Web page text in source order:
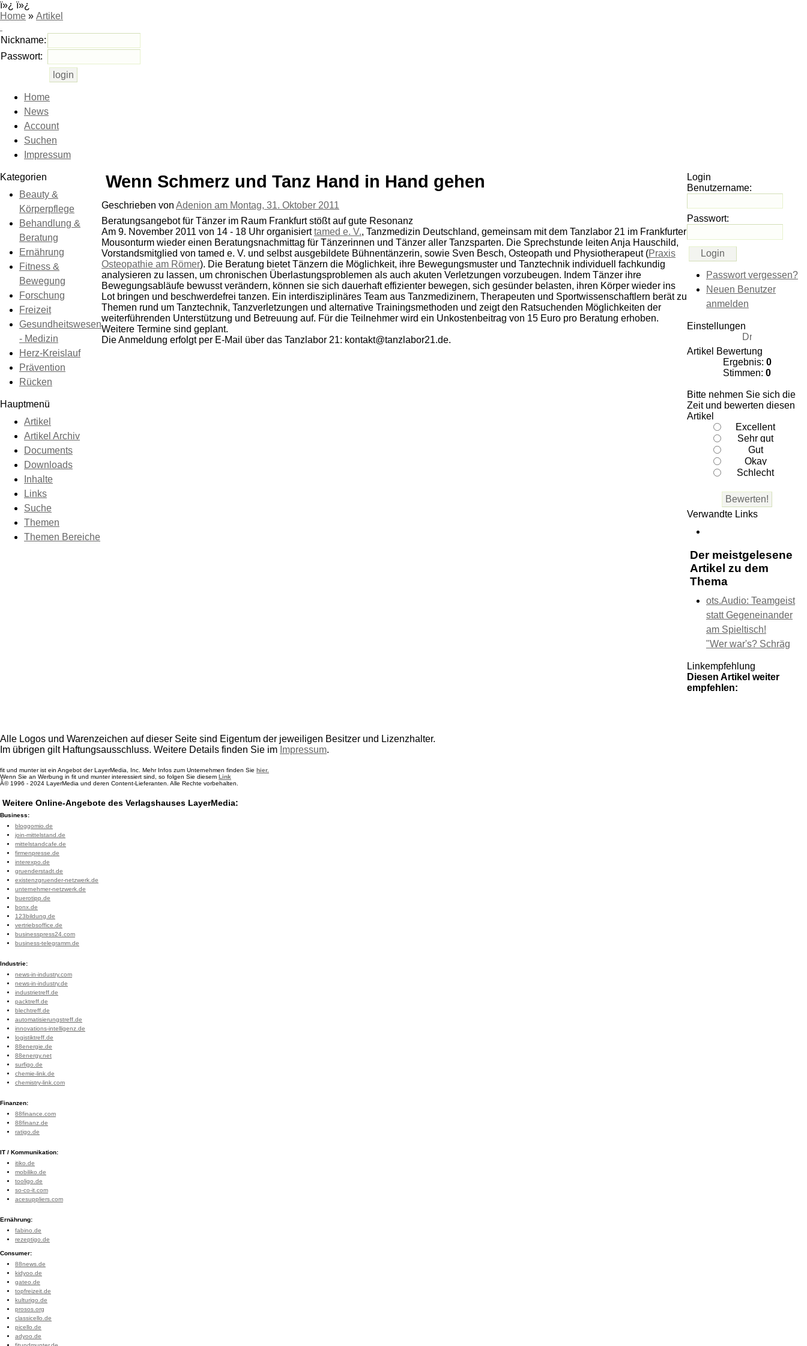
ï»¿ ï»¿
Home » Artikel
Nickname:
Passwort:
Home
News
Account
Suchen
Impressum
Kategorien
Beauty &
Körperpflege
Behandlung &
Beratung
Ernährung
Fitness &
Bewegung
Forschung
Freizeit
Gesundheitswesen
- Medizin
Herz-Kreislauf
Prävention
Rücken
Hauptmenü
Artikel
Artikel Archiv
Documents
Downloads
Inhalte
Links
Suche
Themen
Themen Bereiche
Wenn Schmerz und Tanz Hand in Hand gehen
Geschrieben von Adenion am Montag, 31. Oktober 2011
Beratungsangebot für Tänzer im Raum Frankfurt stößt auf gute Resonanz
Am 9. November 2011 von 14 - 18 Uhr organisierttamed e. V., Tanzmedizin Deutschland, gemeinsam mit dem Tanzlabor 21 im Frankfurter
Mousonturm wieder einen Beratungsnachmittag für Tänzerinnen und Tänzer aller Tanzsparten. Die Sprechstunde leiten Anja Hauschild,
Vorstandsmitglied von tamed e. V. und selbst ausgebildete Bühnentänzerin, sowie Sven Besch, Osteopath und Physiotherapeut (Praxis
Osteopathie am Römer). Die Beratung bietet Tänzern die Möglichkeit, ihre Bewegungsmuster und Tanztechnik individuell fachkundig
analysieren zu lassen, um chronischen Überlastungsproblemen als auch akuten Verletzungen vorzubeugen. Indem Tänzer ihre
Bewegungsabläufe bewusst verändern, können sie sich dauerhaft effizienter bewegen, sich gesünder belasten, ihren Körper wieder ins
Lot bringen und beschwerdefrei tanzen. Ein interdisziplinäres Team aus Tanzmedizinern, Therapeuten und Sportwissenschaftlern berät zu
Themen rund um Tanztechnik, Tanzverletzungen und alternative Trainingsmethoden und zeigt den Ratsuchenden Möglichkeiten der
weiterführenden Unterstützung und Betreuung auf. Für die Teilnehmer wird ein Unkostenbeitrag von 15 Euro pro Beratung erhoben.
Weitere Termine sind geplant.
Die Anmeldung erfolgt per E-Mail über das Tanzlabor 21: kontakt@tanzlabor21.de.
Login
Benutzername:
Passwort:
Passwort vergessen?
Neuen Benutzer
anmelden
Einstellungen
Artikel Bewertung
Ergebnis: 0
Stimmen: 0
Bitte nehmen Sie sich die
Zeit und bewerten diesen
Artikel
Verwandte Links
Der meistgelesene
Artikel zu dem
Thema
ots.Audio: Teamgeist
statt Gegeneinander
am Spieltisch!
"Wer war's? Schräg
Linkempfehlung
Diesen Artikel weiter
empfehlen:
Alle Logos und Warenzeichen auf dieser Seite sind Eigentum der jeweiligen Besitzer und Lizenzhalter.
Im übrigen gilt Haftungsausschluss. Weitere Details finden Sie im Impressum.
fit und munter ist ein Angebot der LayerMedia, Inc. Mehr Infos zum Unternehmen finden Sie hier.
Wenn Sie an Werbung in fit und munter interessiert sind, so folgen Sie diesem Link
Â© 1996 - 2024 LayerMedia und deren Content-Lieferanten. Alle Rechte vorbehalten.
Weitere Online-Angebote des Verlagshauses LayerMedia:
Business:
bloggomio.de
join-mittelstand.de
mittelstandcafe.de
firmenpresse.de
interexpo.de
gruenderstadt.de
existenzgruender-netzwerk.de
unternehmer-netzwerk.de
buerotipp.de
bonx.de
123bildung.de
vertriebsoffice.de
businesspress24.com
business-telegramm.de
Industrie:
news-in-industry.com
news-in-industry.de
industrietreff.de
packtreff.de
blechtreff.de
automatisierungstreff.de
innovations-intelligenz.de
logistiktreff.de
88energie.de
88energy.net
surfigo.de
chemie-link.de
chemistry-link.com
Finanzen:
88finance.com
88finanz.de
ratigo.de
IT / Kommunikation:
itiko.de
mobiliko.de
tooligo.de
so-co-it.com
acesuppliers.com
Ernährung:
fabino.de
rezeptigo.de
Consumer:
88news.de
kidyoo.de
gateo.de
topfreizeit.de
kulturigo.de
prosos.org
classicello.de
picello.de
adyoo.de